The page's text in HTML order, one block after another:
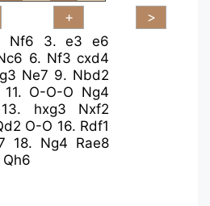
Nf6 3.e3
e6
6. Nf3 cxd4
Ne7 9. Nbd2
11. O-O-O Ng4
13. hxg3
Nxf2
O-O 16. Rdf1
18. Ng4 Rae8
Qh6